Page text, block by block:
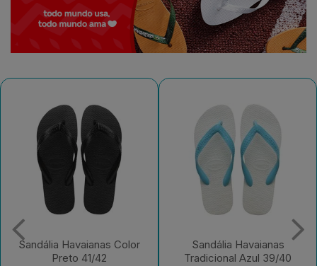
Sandália Havaianas
Tradicional Azul 39/40
Sandália Havaianas Top
Basic Cinza Gelo/Mar